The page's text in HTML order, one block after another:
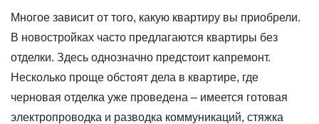
Многое зависит от того, какую квартиру вы приобрели.
В новостройках часто предлагаются квартиры без
отделки. Здесь однозначно предстоит капремонт.
Несколько проще обстоят дела в квартире, где
черновая отделка уже проведена – имеется готовая
электропроводка и разводка коммуникаций, стяжка